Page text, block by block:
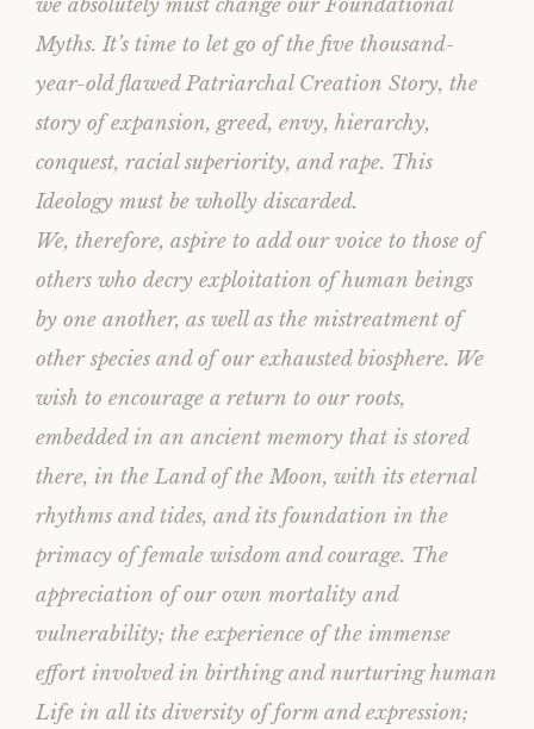
we absolutely must change our Foundational
Myths. It’s time to let go of the five thousand-
year-old flawed Patriarchal Creation Story, the
story of expansion, greed, envy, hierarchy,
conquest, racial superiority, and rape. This
Ideology must be wholly discarded.
We, therefore, aspire to add our voice to those of
others who decry exploitation of human beings
by one another, as well as the mistreatment of
other species and of our exhausted biosphere. We
wish to encourage a return to our roots,
embedded in an ancient memory that is stored
there, in the Land of the Moon, with its eternal
rhythms and tides, and its foundation in the
primacy of female wisdom and courage. The
appreciation of our own mortality and
vulnerability; the experience of the immense
effort involved in birthing and nurturing human
Life in all its diversity of form and expression;